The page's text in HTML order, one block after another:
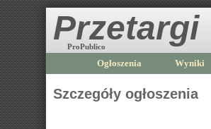
Przetargi
ProPublico
Ogłoszenia Wyniki
Szczegóły ogłoszenia